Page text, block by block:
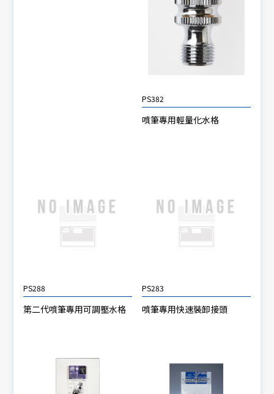
PS382
噴筆專用輕量化水格
PS288
第二代噴筆專用可調壓水格
PS283
噴筆專用快速裝卸接頭